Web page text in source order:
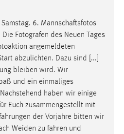
6. Mannschaftsfotos
Fotografen des Neuen Tages
angemeldeten
abzulichten. Dazu sind [...]
bleiben wird. Wir
und ein einmaliges
haben wir einige
Euch zusammengestellt mit
der Vorjahre bitten wir
Weiden zu fahren und